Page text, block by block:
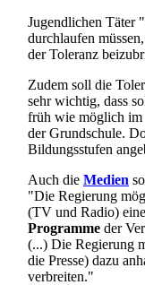
Jugendlichen Täter
durchlaufen
der Toleranz
Zudem soll die
sehr wichtig, dass
früh wie möglich im
der Grundschule.
Bildungs­stufen
Auch die Medien
"Die Regierung
(TV und Radio)
Programme der
(...) Die Regierung
die Presse) dazu
verbreiten."